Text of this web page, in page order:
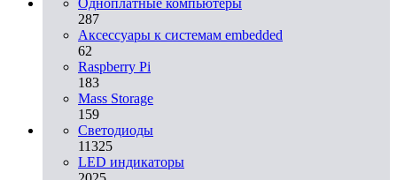
287
Аксессуары к системам embedded
62
Raspberry Pi
183
Mass Storage
159
Светодиоды
11325
LED индикаторы